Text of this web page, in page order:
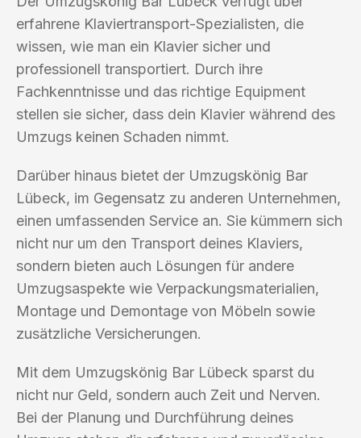
erfahrene Klaviertransport-Spezialisten, die
wissen, wie man ein Klavier sicher und
professionell transportiert. Durch ihre
Fachkenntnisse und das richtige Equipment
stellen sie sicher, dass dein Klavier während des
Umzugs keinen Schaden nimmt.
Darüber hinaus bietet der Umzugskönig Bar
Lübeck, im Gegensatz zu anderen Unternehmen,
einen umfassenden Service an. Sie kümmern sich
nicht nur um den Transport deines Klaviers,
sondern bieten auch Lösungen für andere
Umzugsaspekte wie Verpackungsmaterialien,
Montage und Demontage von Möbeln sowie
zusätzliche Versicherungen.
Mit dem Umzugskönig Bar Lübeck sparst du
nicht nur Geld, sondern auch Zeit und Nerven.
Bei der Planung und Durchführung deines